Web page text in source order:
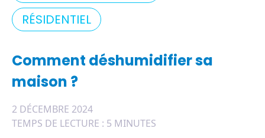
RÉSIDENTIEL
Comment déshumidifier sa
maison ?
2 DÉCEMBRE 2024
TEMPS DE LECTURE : 5 MINUTES